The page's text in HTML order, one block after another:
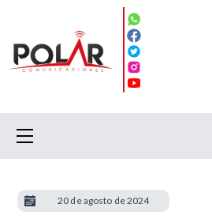
20 de agosto de 2024